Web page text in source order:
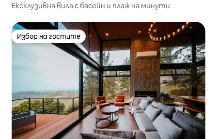
Ексклузивна вила с басейн и плаж на минути
Избор на гостите
Избор на гостите